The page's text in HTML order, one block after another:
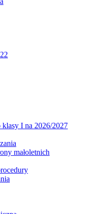
I na 2026/2027
małoletnich